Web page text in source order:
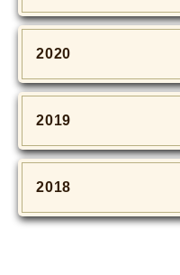
2020
2019
2018